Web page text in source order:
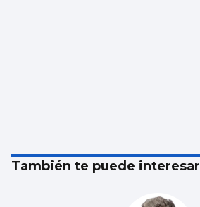
También te puede interesar